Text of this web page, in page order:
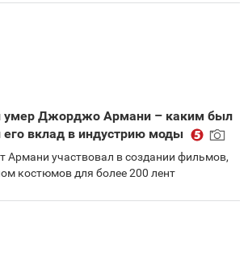
умер Джорджо Армани – каким был
его вклад в индустрию моды
Армани участвовал в создании фильмов,
костюмов для более 200 лент